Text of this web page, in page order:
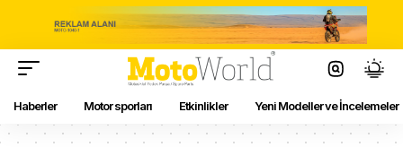
Haberler Motor sporları Etkinlikler Yeni Modeller ve İncelemeler